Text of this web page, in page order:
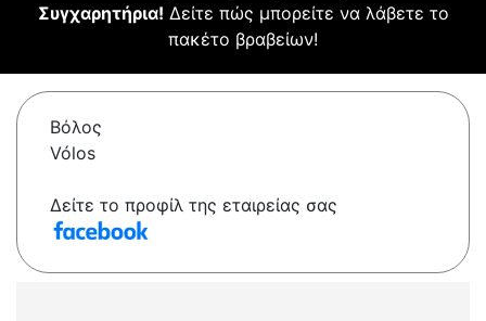
Συγχαρητήρια! Δείτε πώς μπορείτε να λάβετε το
πακέτο βραβείων!
Βόλος
Vólos
Δείτε το προφίλ της εταιρείας σας